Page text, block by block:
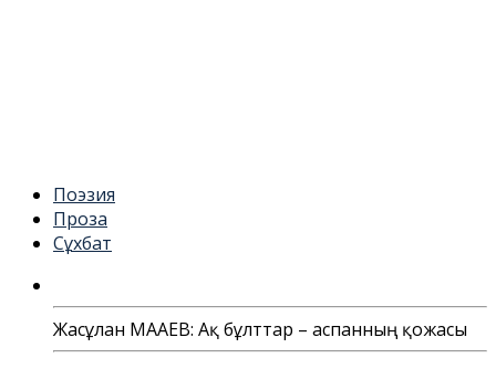
Поэзия
Проза
Сұхбат
Жасұлан МАҚАЕВ: Ақ бұлттар – аспанның қожасы